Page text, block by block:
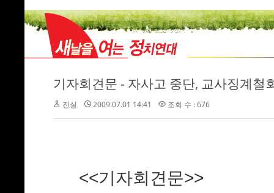
기자회견문 - 자사고 중단, 교사징계철
진실 2009.07.01 14:41 조회 수 : 676
<<기자회견문>>